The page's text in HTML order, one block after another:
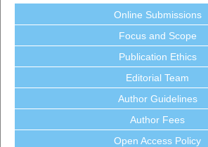
Online Submissions
Focus and Scope
Publication Ethics
Editorial Team
Author Guidelines
Author Fees
Open Access Policy